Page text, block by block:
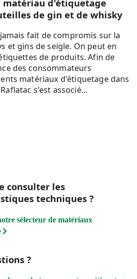
matériau d'étiquetage
de gin et de whisky
fait de compromis sur la
et gins de seigle. On peut en
de produits. Afin de
des consommateurs
matériaux d'étiquetage dans
s'est associé...
consulter les
techniques ?
sélecteur de matériaux
?